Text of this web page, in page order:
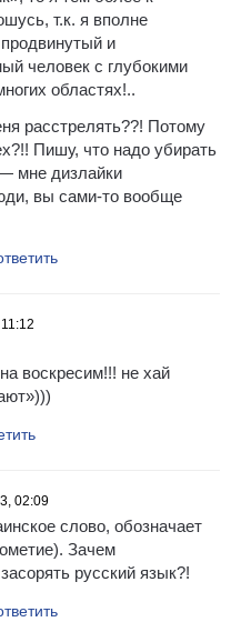
т.к. я вполне
и
человек с глубокими
областях!..
расстрелять??! Потому
Пишу, что надо убирать
мне дизлайки
вы сами-то вообще
воскресим!!! не хай
02:09
слово, обозначает
Зачем
русский язык?!